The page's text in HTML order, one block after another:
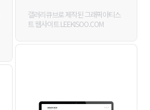
갤러리큐브로 제작된 그래픽아티스
트 웹사이트 LEEKISOO.COM